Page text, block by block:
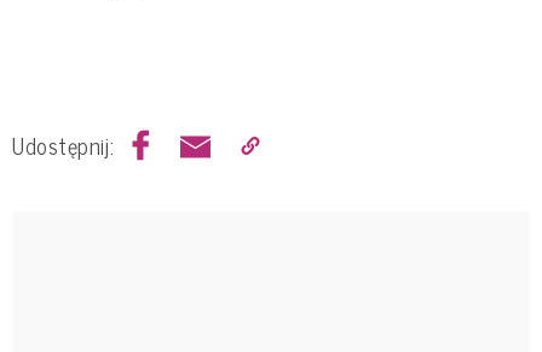
Udostępnij: